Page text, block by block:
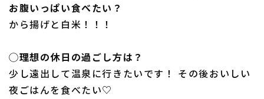
お腹いっぱい食べたい？
から揚げと白米！！！
◯理想の休日の過ごし方は？
少し遠出して温泉に行きたいです！ その後おいしい
夜ごはんを食べたい♡